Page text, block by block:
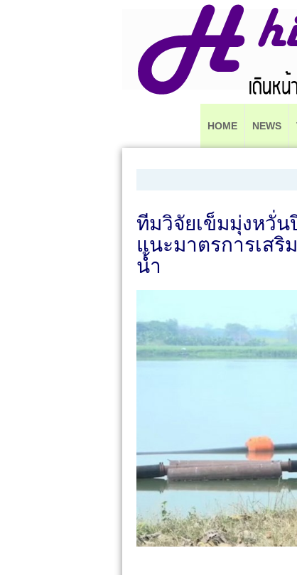
HOME NEWS
ทีมวิจัยเข็มมุ่งหวั่
แนะมาตรการเสริ
น้ำ